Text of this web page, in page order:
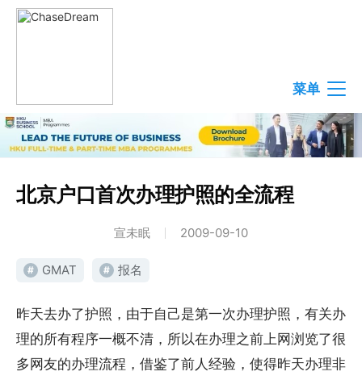
菜单
北京户口首次办理护照的全流程
宣未眠 2009-09-10
# GMAT # 报名
昨天去办了护照，由于自己是第一次办理护照，有关办
理的所有程序一概不清，所以在办理之前上网浏览了很
多网友的办理流程，借鉴了前人经验，使得昨天办理非